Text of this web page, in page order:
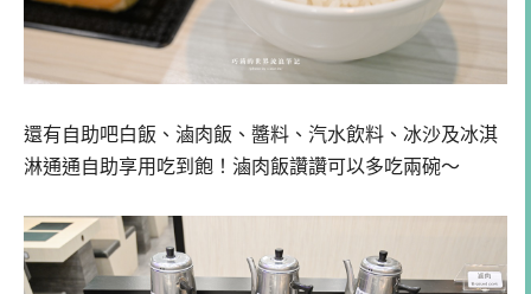
還有自助吧白飯、滷肉飯、醬料、汽水飲料、冰沙及冰淇
淋通通自助享用吃到飽！滷肉飯讚讚可以多吃兩碗～